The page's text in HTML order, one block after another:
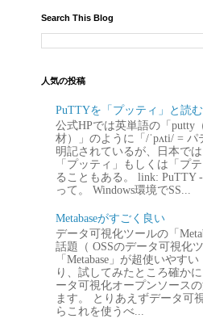
Search This Blog
人気の投稿
PuTTYを「プッティ」と読
公式HPでは英単語の「putty
材）」のように「/ˈpʌti/ = パ
明記されているが、日本で
「プッティ」もしくは「プ
ることもある。 link: PuTTY
って。 Windows環境でSS...
Metabaseがすごく良い
データ可視化ツールの「
話題（ OSSのデータ可視化
「Metabase」が超使いやす
り、試してみたところ確か
ータ可視化オープンソース
ます。 とりあえずデータ可
らこれを使うべ...